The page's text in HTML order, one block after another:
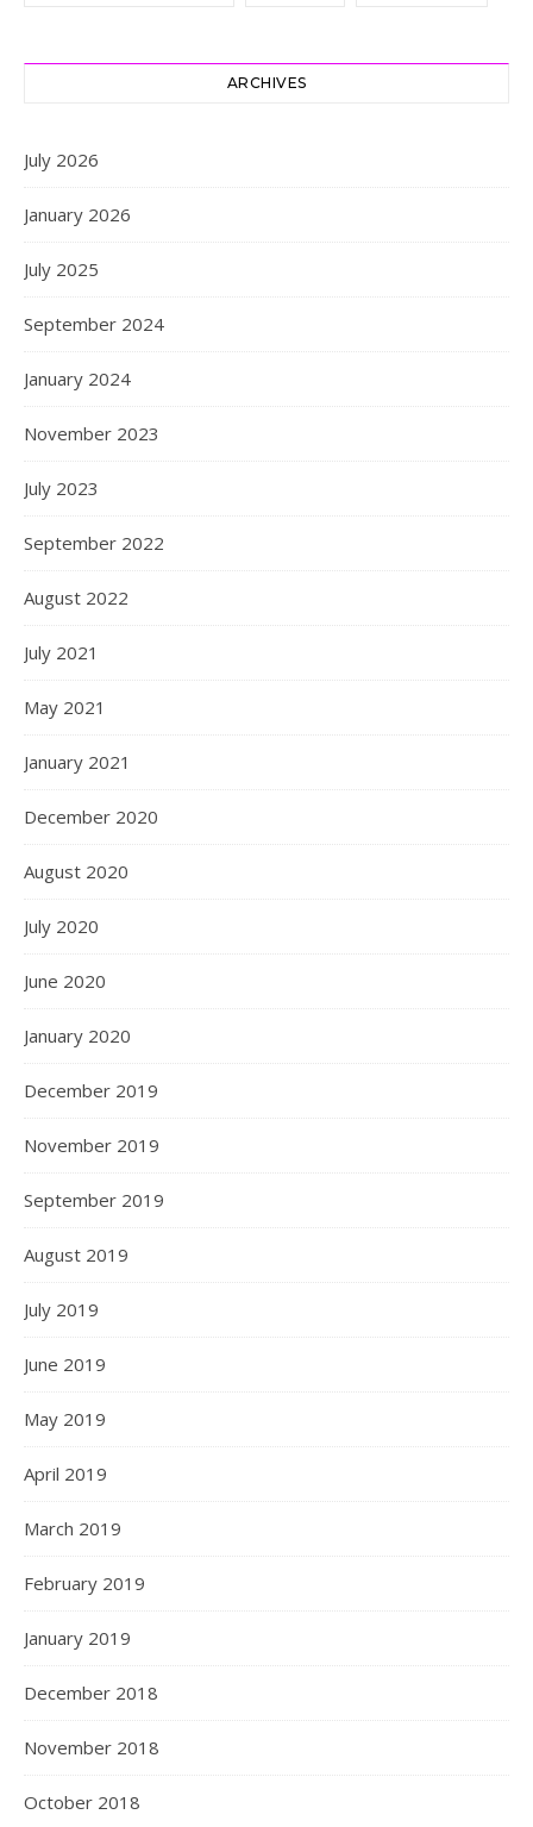
ARCHIVES
July 2026
January 2026
July 2025
September 2024
January 2024
November 2023
July 2023
September 2022
August 2022
July 2021
May 2021
January 2021
December 2020
August 2020
July 2020
June 2020
January 2020
December 2019
November 2019
September 2019
August 2019
July 2019
June 2019
May 2019
April 2019
March 2019
February 2019
January 2019
December 2018
November 2018
October 2018